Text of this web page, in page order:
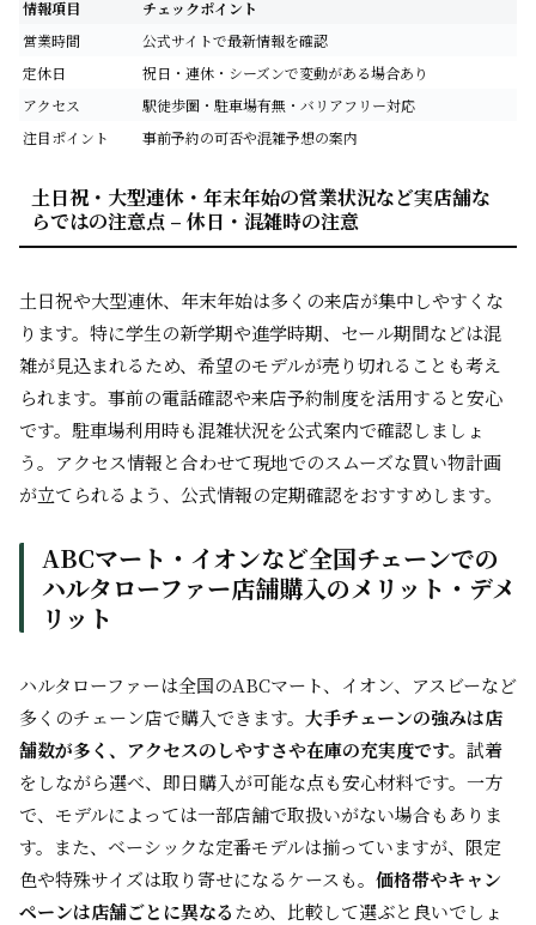
情報項目
チェックポイント
営業時間
公式サイトで最新情報を確認
定休日
祝日・連休・シーズンで変動がある場合あり
アクセス
駅徒歩圏・駐車場有無・バリアフリー対応
注目ポイント
事前予約の可否や混雑予想の案内
土日祝・大型連休・年末年始の営業状況など実店舗な
らではの注意点 – 休日・混雑時の注意
土日祝や大型連休、年末年始は多くの来店が集中しやすくな
ります。特に学生の新学期や進学時期、セール期間などは混
雑が見込まれるため、希望のモデルが売り切れることも考え
られます。事前の電話確認や来店予約制度を活用すると安心
です。駐車場利用時も混雑状況を公式案内で確認しましょ
う。アクセス情報と合わせて現地でのスムーズな買い物計画
が立てられるよう、公式情報の定期確認をおすすめします。
ABCマート・イオンなど全国チェーンでの
ハルタローファー店舗購入のメリット・デメ
リット
ハルタローファーは全国のABCマート、イオン、アスビーなど
多くのチェーン店で購入できます。 大手チェーンの強みは店
舗数が多く、アクセスのしやすさや在庫の充実度です。 試着
をしながら選べ、即日購入が可能な点も安心材料です。一方
で、モデルによっては一部店舗で取扱いがない場合もありま
す。また、ベーシックな定番モデルは揃っていますが、限定
色や特殊サイズは取り寄せになるケースも。 価格帯やキャン
ペーンは店舗ごとに異なるため、比較して選ぶと良いでしょ